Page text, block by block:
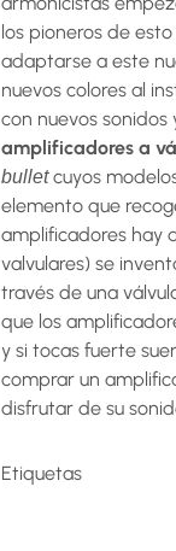
los pioneros de
adaptarse a este
nuevos colores al
con nuevos
amplificadores a
bulletcuyos
elemento que
amplificadores hay
valvulares) se
través de una
que los
y si tocas fuerte
comprar un
disfrutar de su
Etiquetas